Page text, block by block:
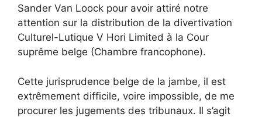
Sander Van Loock pour avoir attiré notre
attention sur la distribution de la divertivation
Culturel-Lutique V Hori Limited à la Cour
suprême belge (Chambre francophone).
Cette jurisprudence belge de la jambe, il est
extrêmement difficile, voire impossible, de me
procurer les jugements des tribunaux. Il s’agit